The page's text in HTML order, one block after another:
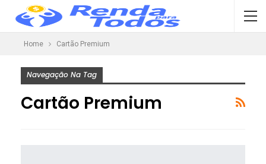
Home Cartão Premium
Navegação Na Tag
Cartão Premium